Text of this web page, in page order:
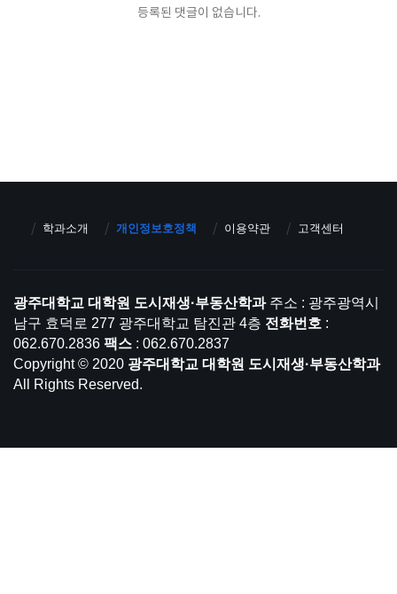
등록된 댓글이 없습니다.
학과소개 개인정보호정책 이용약관 고객센터
광주대학교 대학원 도시재생·부동산학과주소 : 광주광역시
남구 효덕로 277 광주대학교 탐진관 4층 전화번호 :
062.670.2836 팩스 : 062.670.2837
Copyright © 2020 광주대학교 대학원 도시재생·부동산학과
All Rights Reserved.